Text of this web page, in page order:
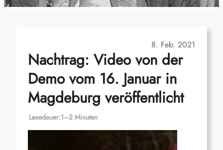
8. Feb. 2021
Nachtrag: Video von der
Demo vom 16. Januar in
Magdeburg veröffentlicht
Lesedauer:1–2 Minuten